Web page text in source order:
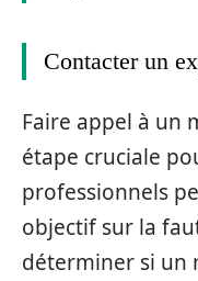
Contacter un
Faire appel à un
étape cruciale
professionnels
objectif sur la
déterminer si un